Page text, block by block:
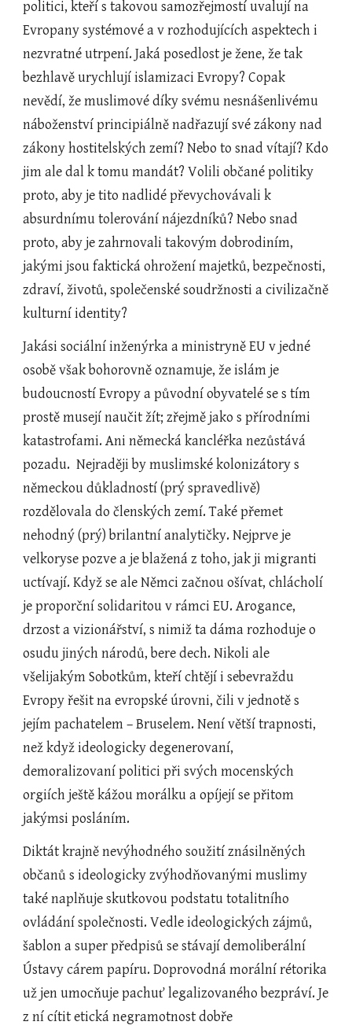
politici, kteří s takovou samozřejmostí uvalují na
Evropany systémové a v rozhodujících aspektech i
nezvratné utrpení. Jaká posedlost je žene, že tak
bezhlavě urychlují islamizaci Evropy? Copak
nevědí, že muslimové díky svému nesnášenlivému
náboženství principiálně nadřazují své zákony nad
zákony hostitelských zemí? Nebo to snad vítají? Kdo
jim ale dal k tomu mandát? Volili občané politiky
proto, aby je tito nadlidé převychovávali k
absurdnímu tolerování nájezdníků? Nebo snad
proto, aby je zahrnovali takovým dobrodiním,
jakými jsou faktická ohrožení majetků, bezpečnosti,
zdraví, životů, společenské soudržnosti a civilizačně
kulturní identity?
Jakási sociální inženýrka a ministryně EU v jedné
osobě však bohorovně oznamuje, že islám je
budoucností Evropy a původní obyvatelé se s tím
prostě musejí naučit žít; zřejmě jako s přírodními
katastrofami. Ani německá kancléřka nezůstává
pozadu.  Nejraději by muslimské kolonizátory s
německou důkladností (prý spravedlivě)
rozdělovala do členských zemí. Také přemet
nehodný (prý) brilantní analytičky. Nejprve je
velkoryse pozve a je blažená z toho, jak ji migranti
uctívají. Když se ale Němci začnou ošívat, chlácholí
je proporční solidaritou v rámci EU. Arogance,
drzost a vizionářství, s nimiž ta dáma rozhoduje o
osudu jiných národů, bere dech. Nikoli ale
všelijakým Sobotkům, kteří chtějí i sebevraždu
Evropy řešit na evropské úrovni, čili v jednotě s
jejím pachatelem – Bruselem. Není větší trapnosti,
než když ideologicky degenerovaní,
demoralizovaní politici při svých mocenských
orgiích ještě kážou morálku a opíjejí se přitom
jakýmsi posláním.
Diktát krajně nevýhodného soužití znásilněných
občanů s ideologicky zvýhodňovanými muslimy
také naplňuje skutkovou podstatu totalitního
ovládání společnosti. Vedle ideologických zájmů,
šablon a super předpisů se stávají demoliberální
Ústavy cárem papíru. Doprovodná morální rétorika
už jen umocňuje pachuť legalizovaného bezpráví. Je
z ní cítit etická negramotnost dobře